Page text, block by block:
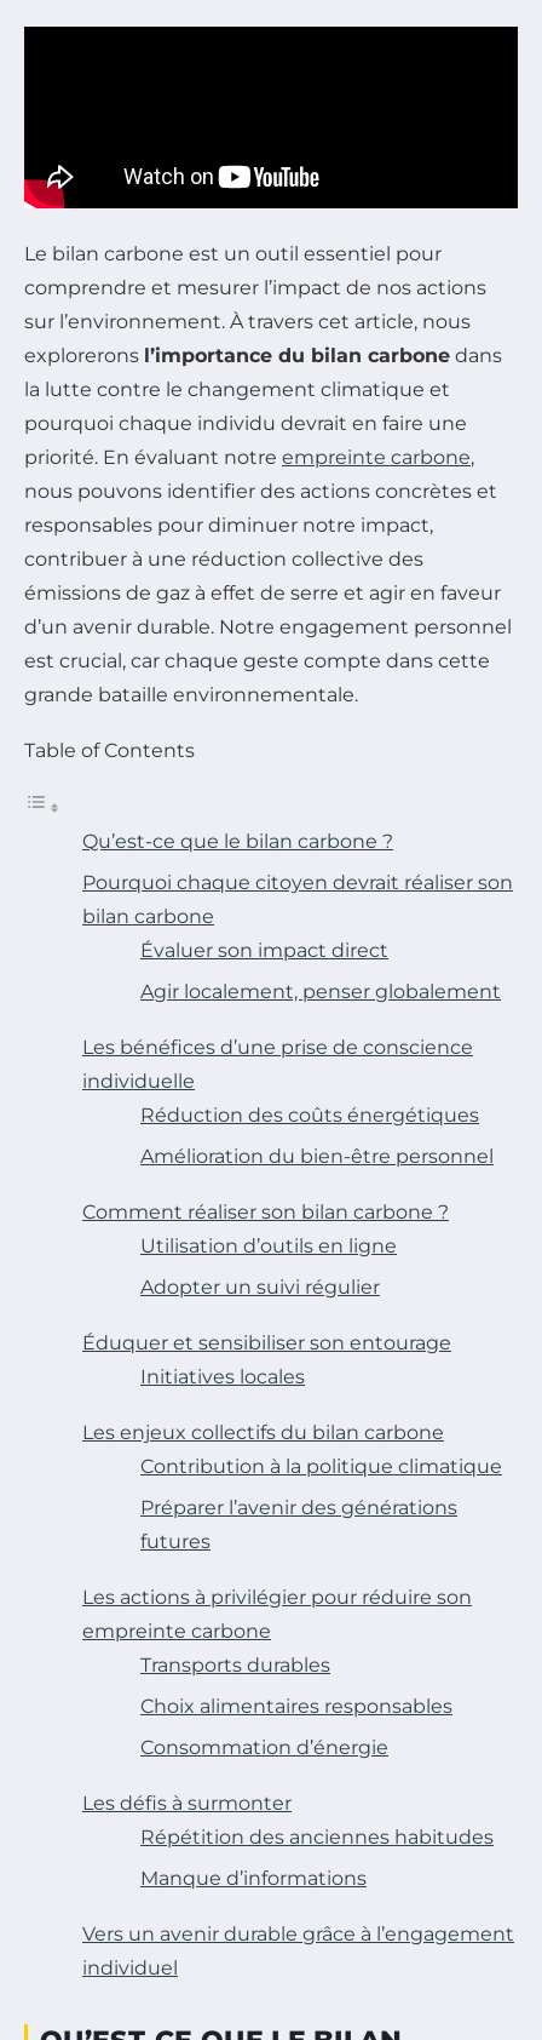
Le bilan carbone est un outil essentiel pour
comprendre et mesurer l’impact de nos actions
sur l’environnement. À travers cet article, nous
explorerons l’importance du bilan carbone dans
la lutte contre le changement climatique et
pourquoi chaque individu devrait en faire une
priorité. En évaluant notre empreinte carbone,
nous pouvons identifier des actions concrètes et
responsables pour diminuer notre impact,
contribuer à une réduction collective des
émissions de gaz à effet de serre et agir en faveur
d’un avenir durable. Notre engagement personnel
est crucial, car chaque geste compte dans cette
grande bataille environnementale.
Table of Contents
Qu’est-ce que le bilan carbone ?
Pourquoi chaque citoyen devrait réaliser son
bilan carbone
Évaluer son impact direct
Agir localement, penser globalement
Les bénéfices d’une prise de conscience
individuelle
Réduction des coûts énergétiques
Amélioration du bien-être personnel
Comment réaliser son bilan carbone ?
Utilisation d’outils en ligne
Adopter un suivi régulier
Éduquer et sensibiliser son entourage
Initiatives locales
Les enjeux collectifs du bilan carbone
Contribution à la politique climatique
Préparer l’avenir des générations
futures
Les actions à privilégier pour réduire son
empreinte carbone
Transports durables
Choix alimentaires responsables
Consommation d’énergie
Les défis à surmonter
Répétition des anciennes habitudes
Manque d’informations
Vers un avenir durable grâce à l’engagement
individuel